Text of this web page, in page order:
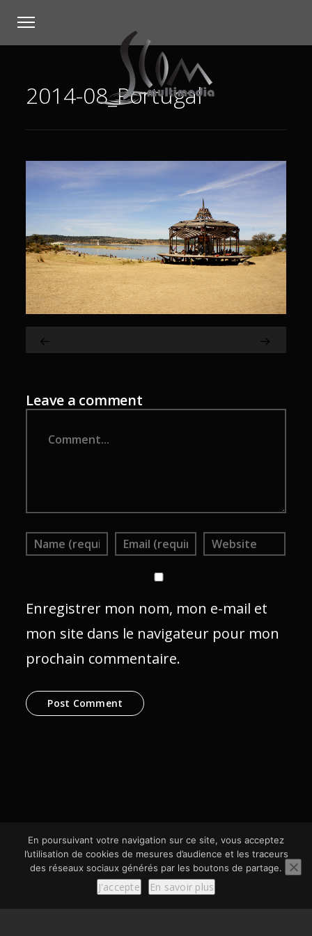
2014-08_Portugal
Leave a comment
Enregistrer mon nom, mon e-mail et
mon site dans le navigateur pour mon
prochain commentaire.
© SCom Multimédia 2024
En poursuivant votre navigation sur ce site, vous acceptez
l’utilisation de cookies de mesures d’audience et les traceurs
des réseaux sociaux générés par les boutons de partage.
J'accepte En savoir plus